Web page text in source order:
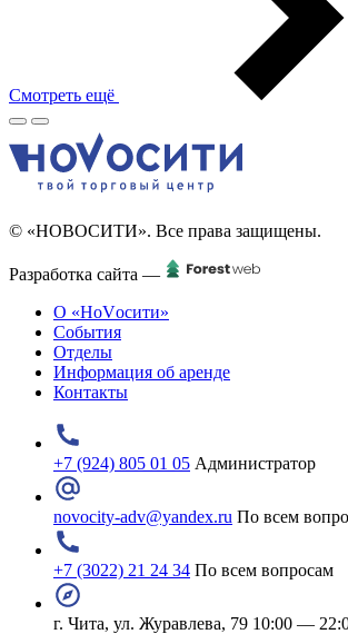
Смотреть ещё
© «НОВОСИТИ». Все права защищены.
Разработка сайта —
О «НоVосити»
События
Отделы
Информация об аренде
Контакты
+7 (924) 805 01 05 Администратор
novocity-adv@yandex.ru По всем
+7 (3022) 21 24 34 По всем вопросам
г. Чита, ул. Журавлева, 79 10:00 —